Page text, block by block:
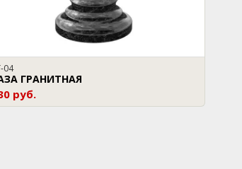
04
ГРАНИТНАЯ
руб.